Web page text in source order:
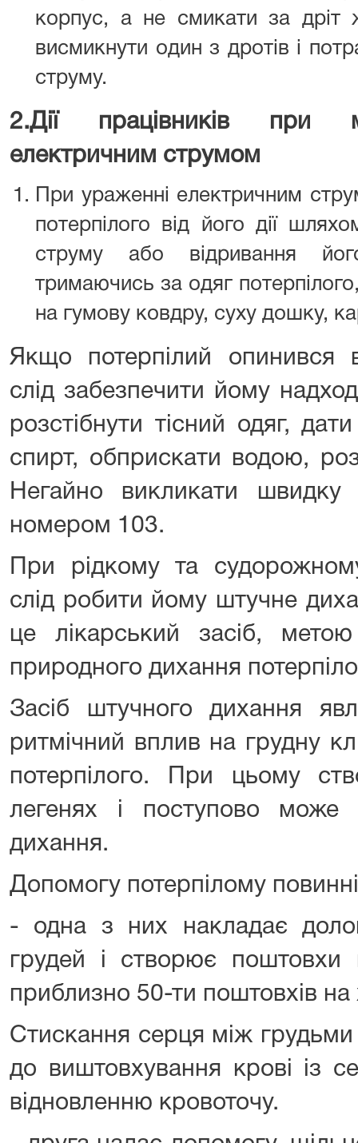
корпус, а не смикати за дріт
висмикнути один з дротів і
струму.
2.Дії працівників при
електричним струмом
При ураженні електричним
потерпілого від його дії
струму або відривання
тримаючись за одяг
на гумову ковдру, суху дошку,
Якщо потерпілий опинився
слід забезпечити йому
розстібнути тісний одяг,
спирт, обприскати водою,
Негайно викликати
номером 103.
При рідкому та
слід робити йому штучне
це лікарський засіб,
природного дихання
Засіб штучного дихання
ритмічний вплив на грудну
потерпілого. При цьому
легенях і поступово може
дихання.
Допомогу потерпілому
- одна з них накладає
грудей і створює
приблизно 50-ти поштовхів на
Стискання серця між
до виштовхування крові із
відновленню кровоточу.